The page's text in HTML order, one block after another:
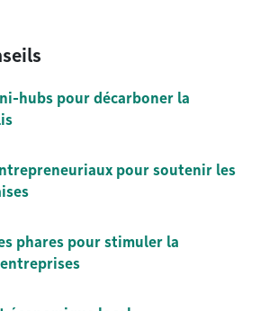
hubs pour décarboner la
pour soutenir les
phares pour stimuler la